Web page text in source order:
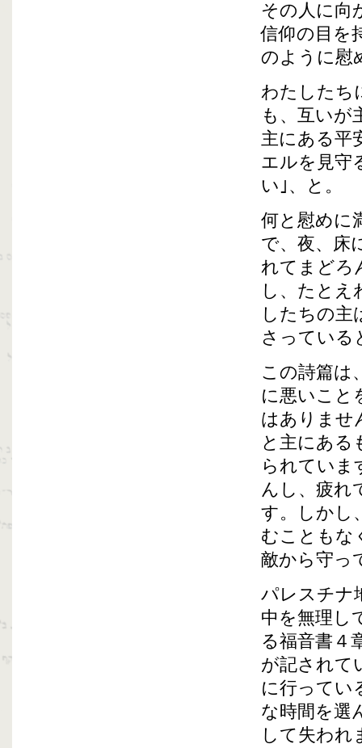
その人に向
信仰の目を
のように慰
わたしたち
も、互いが
主にある平
エルを見守
い｣、と。
何と慰めに
で、夜、床
れてまどろ
し、たとえ
したちの主
さっている
この詩篇は
に悪いこと
はありませ
と主にある
られていま
んし、疲れ
す。しかし
むこともな
敵から守っ
パレスチナ
中を無理し
る福音書４
が記されて
に行ってい
な時間を選
して失われ